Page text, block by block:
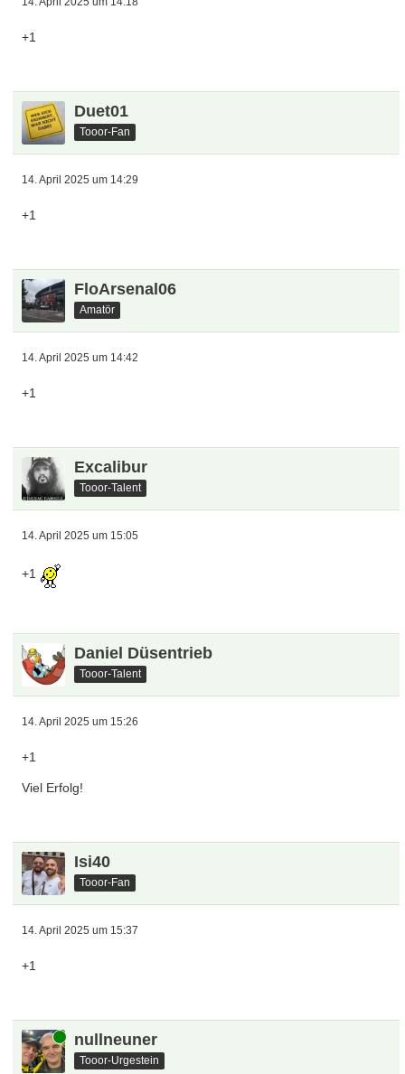
+1
Duet01
Tooor-Fan
14. April 2025 um 14:29
+1
FloArsenal06
Amatör
14. April 2025 um 14:42
+1
Excalibur
Tooor-Talent
14. April 2025 um 15:05
+1
Daniel Düsentrieb
Tooor-Talent
14. April 2025 um 15:26
+1
Viel Erfolg!
Isi40
Tooor-Fan
14. April 2025 um 15:37
+1
Online nullneuner
Tooor-Urgestein